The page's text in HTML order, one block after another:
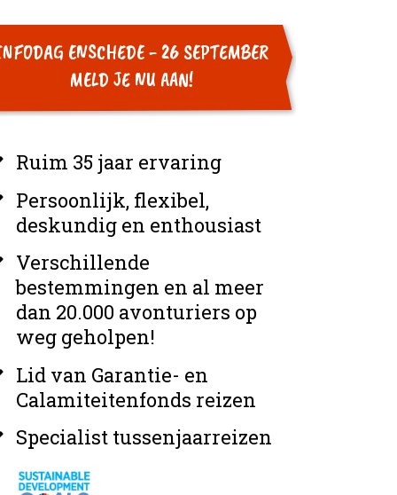
ENSCHEDE - 26 SEPTEMBER
MELD JE NU AAN!
Ruim 35 jaar ervaring
Persoonlijk, flexibel,
deskundig en enthousiast
Verschillende
bestemmingen en al meer
dan 20.000 avonturiers op
weg geholpen!
Lid van Garantie- en
Calamiteitenfonds reizen
Specialist tussenjaarreizen